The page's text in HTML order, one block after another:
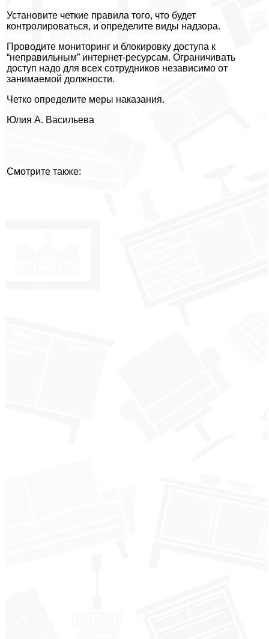
Установите четкие правила того, что будет
контролироваться, и определите виды надзора.
Проводите мониторинг и блокировку доступа к
“неправильным” интернет-ресурсам. Ограничивать
доступ надо для всех сотрудников независимо от
занимаемой должности.
Четко определите меры наказания.
Юлия А. Васильева
Смотрите также: